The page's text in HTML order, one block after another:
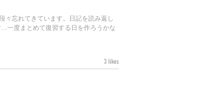
忘れてきています。日記を読み返し
一度まとめて復習する日を作ろうかな
3 likes